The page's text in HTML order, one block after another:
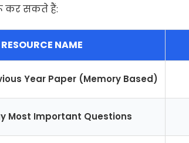
कर सकते हैं:
RESOURCE NAME
Year Paper (Memory Based)
Most Important Questions